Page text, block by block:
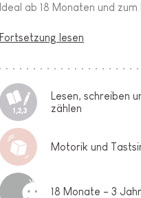
Ideal ab 18 Monaten und
Fortsetzung lesen
Lesen, schreiben
zählen
Motorik und
18 Monate - 3